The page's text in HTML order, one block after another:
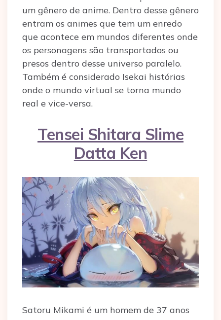
um gênero de anime. Dentro desse gênero
entram os animes que tem um enredo
que acontece em mundos diferentes onde
os personagens são transportados ou
presos dentro desse universo paralelo.
Também é considerado Isekai histórias
onde o mundo virtual se torna mundo
real e vice-versa.
Tensei Shitara Slime
Datta Ken
Satoru Mikami é um homem de 37 anos